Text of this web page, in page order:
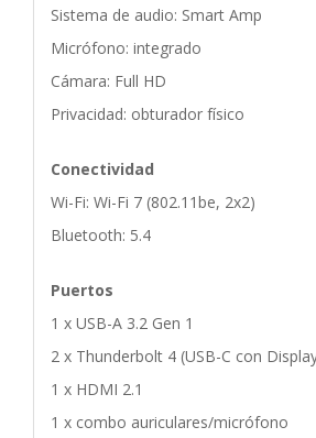
Sistema de audio: Smart Amp
Micrófono: integrado
Cámara: Full HD
Privacidad: obturador físico
Conectividad
Wi-Fi: Wi-Fi 7 (802.11be, 2x2)
Bluetooth: 5.4
Puertos
1 x USB-A 3.2 Gen 1
2 x Thunderbolt 4 (USB-C con
1 x HDMI 2.1
1 x combo auriculares/micrófono